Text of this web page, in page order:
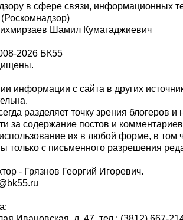
в сфере связи, информационных
Шамил Кумагаджиевич
2026 БК55
информации с сайта в других
разделяет точку зрения блогеров и
за содержание постов и
их в любой форме, в том
с письменного разрешения
- Грязнов Георгий Игоревич.